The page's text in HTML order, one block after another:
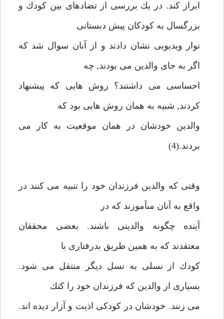
ابراز كند. در يك بررسى از تضادهاى بين كودك و
بزرگسال به كودكان پيش دبستانى
نوار ويديويى نشان دادند و از آنان سوال شد كه
اگر به جاى والدين مى بودند, چه
احساسى مى داشتند؟ روش هايى كه پيشنهاد
كردند, شبيه به همان روش هايى بود كه
والدين خودشان در همان موقعيت به كار مى
بردند.(4)
وقتى كه والدين فرزندان خود را تنبيه مى كنند در
واقع به آنان مىآموزند كه در
آينده چگونه والدينى باشند. بعضى محققان
معتقدند كه به همين طريق بدرفتارى با
كودك از نسلى به نسل ديگر منتقل مى شود.
بسيارى از والدين كه فرزندان خود را كتك
مى زنند. خودشان در كودكى اذيت و آزار ديده اند.